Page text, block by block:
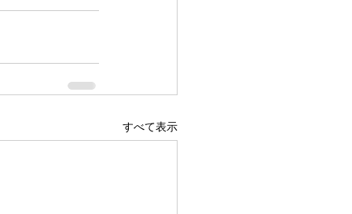
すべて表示